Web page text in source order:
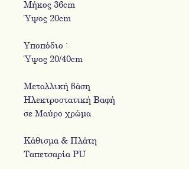
Μήκος 36cm
Ύψος 20cm
Υποπόδιο :
Ύψος 20/40cm
Μεταλλική βάση
Ηλεκτροστατική Βαφή
σε Μαύρο χρώμα
Κάθισμα & Πλάτη
Ταπετσαρία PU